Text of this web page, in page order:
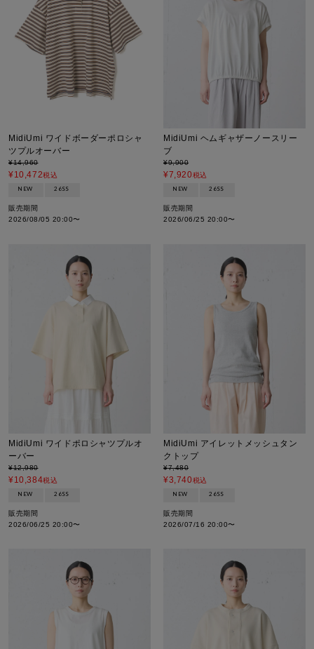
MidiUmi ワイドボーダーポロシャ
ツプルオーバー
¥14,960
¥10,472税込
NEW 26SS
販売期間
2026/08/05 20:00〜
MidiUmi ヘムギャザーノースリー
ブ
¥9,900
¥7,920税込
NEW 26SS
販売期間
2026/06/25 20:00〜
MidiUmi ワイドポロシャツプルオ
ーバー
¥12,980
¥10,384税込
NEW 26SS
販売期間
2026/06/25 20:00〜
MidiUmi アイレットメッシュタン
クトップ
¥7,480
¥3,740税込
NEW 26SS
販売期間
2026/07/16 20:00〜